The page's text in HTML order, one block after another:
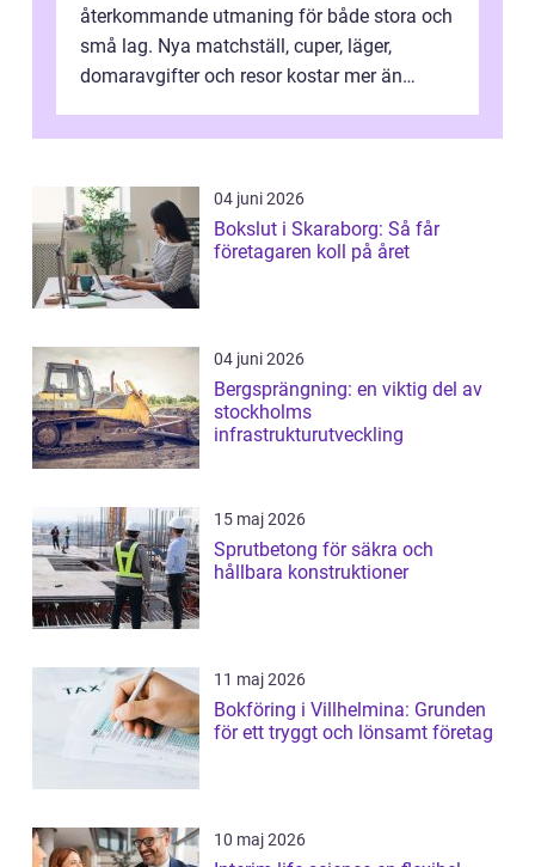
återkommande utmaning för både stora och
små lag. Nya matchställ, cuper, läger,
domaravgifter och resor kostar mer än
behöver...
04 juni 2026
Bokslut i Skaraborg: Så får
företagaren koll på året
04 juni 2026
Bergsprängning: en viktig del av
stockholms
infrastrukturutveckling
15 maj 2026
Sprutbetong för säkra och
hållbara konstruktioner
11 maj 2026
Bokföring i Villhelmina: Grunden
för ett tryggt och lönsamt företag
10 maj 2026